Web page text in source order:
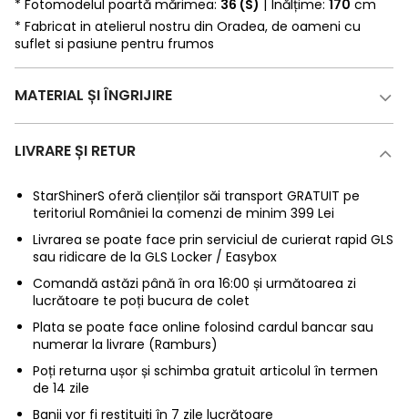
* Fotomodelul poartă mărimea: 36 (S) | Înălțime: 170 cm
* Fabricat in atelierul nostru din Oradea, de oameni cu
suflet si pasiune pentru frumos
MATERIAL ȘI ÎNGRIJIRE
LIVRARE ȘI RETUR
StarShinerS oferă clienților săi transport GRATUIT pe
teritoriul României la comenzi de minim 399 Lei
Livrarea se poate face prin serviciul de curierat rapid GLS
sau ridicare de la GLS Locker / Easybox
Comandă astăzi până în ora 16:00 și următoarea zi
lucrătoare te poți bucura de colet
Plata se poate face online folosind cardul bancar sau
numerar la livrare (Ramburs)
Poți returna ușor și schimba gratuit articolul în termen
de 14 zile
Banii vor fi restituiți în 7 zile lucrătoare